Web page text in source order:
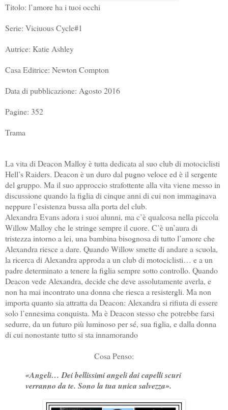
Titolo: l’amore ha i tuoi occhi
Serie: Viciuous Cycle#1
Autrice: Katie Ashley
Casa Editrice: Newton Compton
Data di pubblicazione: Agosto 2016
Pagine: 352
Trama
La vita di Deacon Malloy è tutta dedicata al suo club di motociclisti
Hell’s Raiders. Deacon è un duro dal pugno veloce ed è il sergente
del gruppo. Ma il suo approccio strafottente alla vita viene messo in
discussione quando la figlia di cinque anni di cui non immaginava
neppure l’esistenza bussa alla porta del club.
Alexandra Evans adora i suoi alunni, ma c’è qualcosa nella piccola
Willow Malloy che le stringe sempre il cuore. C’è un’aura di
tristezza intorno a lei, una bambina bisognosa di tutto l’amore che
Alexandra riesce a dare. Quando Willow smette di andare a scuola,
la ricerca di Alexandra approda a un club di motociclisti… e a un
padre determinato a tenere la figlia sempre sotto controllo. Quando
Deacon vede Alexandra, decide che deve assolutamente averla, e
non ha mai incontrato una donna che riesca a resistergli. Ma non
importa quanto sia attratta da Deacon: Alexandra si rifiuta di essere
solo l’ennesima conquista. Ma è Deacon stesso che potrebbe farsi
sedurre, da un futuro più luminoso per sé, sua figlia, e dalla donna
di cui nonostante tutto si sta innamorando
Cosa Penso:
«Angeli… Dei bellissimi angeli dai capelli scuri
verranno da te. Sono la tua unica salvezza».